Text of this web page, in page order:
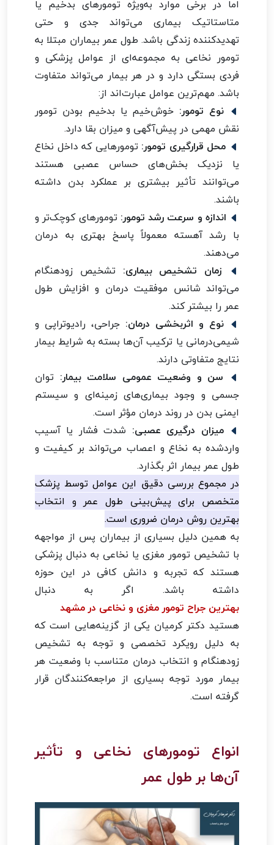
اما در برخی موارد به‌ویژه تومورهای بدخیم یا
متاستاتیک بیماری می‌تواند جدی و حتی
تهدیدکننده زندگی باشد. طول عمر بیماران مبتلا به
تومور نخاعی به مجموعه‌ای از عوامل پزشکی و
فردی بستگی دارد و در هر بیمار می‌تواند متفاوت
باشد. مهم‌ترین عوامل عبارت‌اند از:
نوع تومور: خوش‌خیم یا بدخیم بودن تومور
نقش مهمی در پیش‌آگهی و میزان بقا دارد.
محل قرارگیری تومور: تومورهایی که داخل نخاع
یا نزدیک بخش‌های حساس عصبی هستند
می‌توانند تأثیر بیشتری بر عملکرد بدن داشته
باشند.
اندازه و سرعت رشد تومور: تومورهای کوچک‌تر و
با رشد آهسته معمولاً پاسخ بهتری به درمان
می‌دهند.
زمان تشخیص بیماری: تشخیص زودهنگام
می‌تواند شانس موفقیت درمان و افزایش طول
عمر را بیشتر کند.
نوع و اثربخشی درمان: جراحی، رادیوتراپی و
شیمی‌درمانی یا ترکیب آن‌ها بسته به شرایط بیمار
نتایج متفاوتی دارند.
سن و وضعیت عمومی سلامت بیمار: توان
جسمی و وجود بیماری‌های زمینه‌ای و سیستم
ایمنی بدن در روند درمان مؤثر است.
میزان درگیری عصبی: شدت فشار یا آسیب
واردشده به نخاع و اعصاب می‌تواند بر کیفیت و
طول عمر بیمار اثر بگذارد.
در مجموع بررسی دقیق این عوامل توسط پزشک
متخصص برای پیش‌بینی طول عمر و انتخاب
بهترین روش درمان ضروری است.
به همین دلیل بسیاری از بیماران پس از مواجهه
با تشخیص تومور مغزی یا نخاعی به دنبال پزشکی
هستند که تجربه و دانش کافی در این حوزه
داشته باشد. اگر به دنبال
بهترین جراح تومور مغزی و نخاعی در مشهد
هستید دکتر کرمیان یکی از گزینه‌هایی است که
به دلیل رویکرد تخصصی و توجه به تشخیص
زودهنگام و انتخاب درمان متناسب با وضعیت هر
بیمار مورد توجه بسیاری از مراجعه‌کنندگان قرار
گرفته است.
انواع تومورهای نخاعی و تأثیر
آن‌ها بر طول عمر